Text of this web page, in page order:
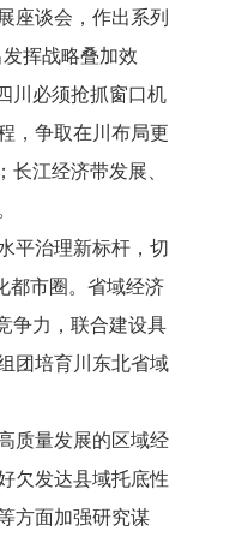
座谈会，作出系列
挥战略叠加效
川必须抢抓窗口机
，争取在川布局更
江经济带发展、
平治理新标杆，切
都市圈。省域经济
争力，联合建设具
团培育川东北省域
质量发展的区域经
欠发达县域托底性
方面加强研究谋